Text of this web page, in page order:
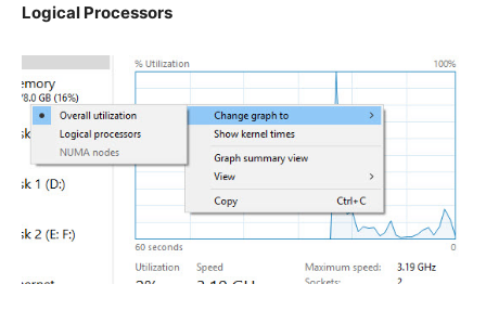
Logical Processors